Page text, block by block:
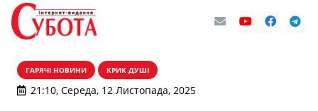
ГАРЯЧІ НОВИНИ КРИК ДУШІ
21:10, Середа, 12 Листопада, 2025